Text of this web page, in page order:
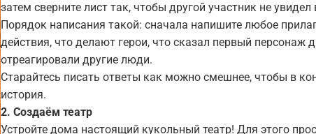
затем сверните лист так, чтобы другой участник не
Порядок написания такой: сначала напишите любое
действия, что делают герои, что сказал первый персонаж
отреагировали другие люди.
Старайтесь писать ответы как можно смешнее, чтобы в
история.
2. Создаём театр
Устройте дома настоящий кукольный театр! Для этого